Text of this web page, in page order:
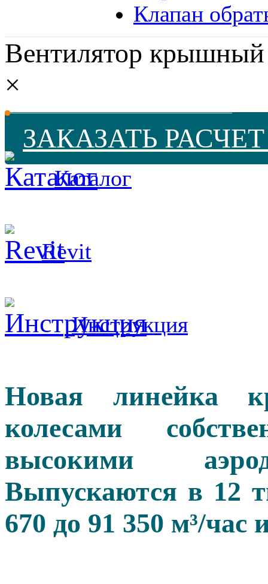
Клапан
Вентилятор
×
ЗАКАЗАТЬ
Каталог
Revit
Инструкция
Новая линейка
колесами
высокими
Выпускаются в 12
670 до 91 350 м³/